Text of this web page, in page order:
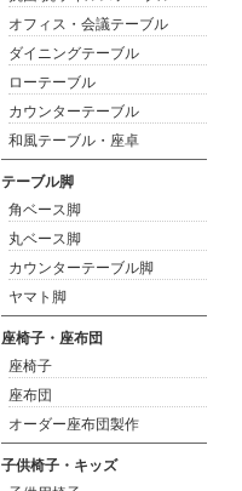
オフィス・会議テーブル
ダイニングテーブル
ローテーブル
カウンターテーブル
和風テーブル・座卓
テーブル脚
角ベース脚
丸ベース脚
カウンターテーブル脚
ヤマト脚
座椅子・座布団
座椅子
座布団
オーダー座布団製作
子供椅子・キッズ